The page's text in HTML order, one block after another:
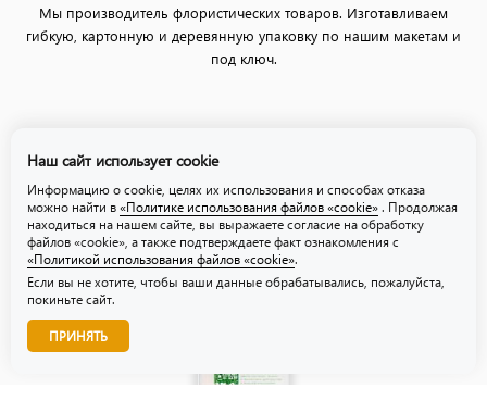
Мы производитель флористических товаров. Изготавливаем
гибкую, картонную и деревянную упаковку по нашим макетам и
под ключ.
Политика использования файлов «cookie»
Звоните нам!
Наш сайт использует cookie
Информацию о cookie, целях их использования и способах отказа
можно найти в «Политике использования файлов «cookie» . Продолжая
находиться на нашем сайте, вы выражаете согласие на обработку
файлов «cookie», а также подтверждаете факт ознакомления с
«Политикой использования файлов «cookie».
Если вы не хотите, чтобы ваши данные обрабатывались, пожалуйста,
покиньте сайт.
ПРИНЯТЬ